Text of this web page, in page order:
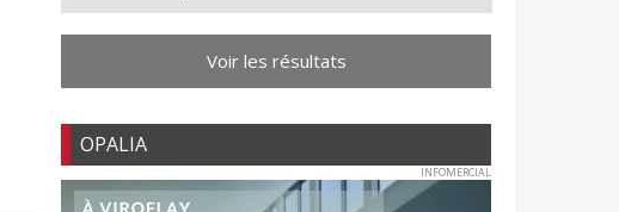
Voir les résultats
OPALIA
INFOMERCIAL